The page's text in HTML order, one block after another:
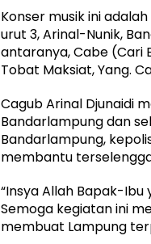
Konser musik ini
urut 3, Arinal-Nunik,
antaranya, Cabe (Cari
Tobat Maksiat, Yang.
Cagub Arinal Djunaidi
Bandarlampung dan
Bandarlampung,
membantu
“Insya Allah Bapak-
Semoga kegiatan ini
membuat Lampung